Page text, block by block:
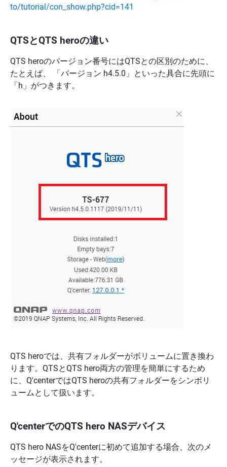
to/tutorial/con_show.php?cid=141
QTSとQTS heroの違い
QTS heroのバージョン番号にはQTSとの区別のために、
たとえば、 「バージョン h4.5.0」といった具合に先頭に
「h」がつきます。
QTS heroでは、共有フォルダーがボリュームに置き換わ
ります。QTSとQTS hero両方の管理を簡単にするため
に、Q'centerではQTS heroの共有フォルダーをシンボリ
ュームとして扱います。
Q'centerでのQTS hero NASデバイス
QTS hero NASをQ'centerに初めて追加する場合、次のメ
ッセージが表示されます。